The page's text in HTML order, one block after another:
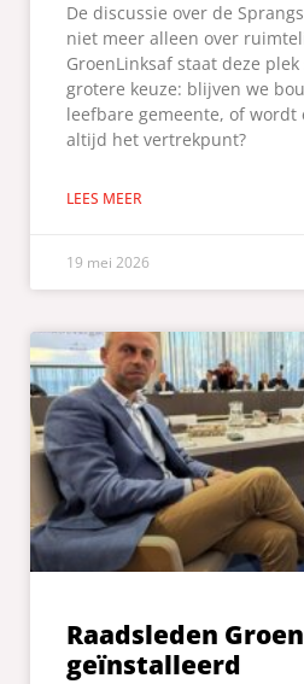
De discussie over de
niet meer alleen over
GroenLinksaf staat deze
grotere keuze: blijven we
leefbare gemeente, of wordt
altijd het vertrekpunt?
LEES MEER
19 mei 2026
Raadsleden
geïnstalleerd